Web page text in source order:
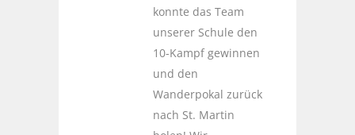
konnte das Team
unserer Schule den
10-Kampf gewinnen
und den
Wanderpokal zurück
nach St. Martin